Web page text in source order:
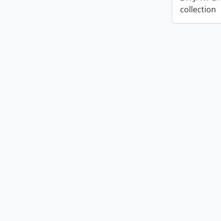
collection